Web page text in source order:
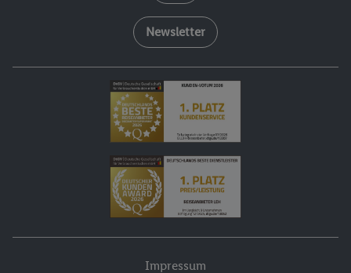
Newsletter
Impressum